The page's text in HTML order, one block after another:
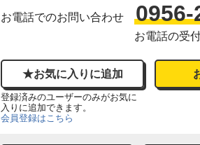
お電話でのお問い合わせ 0956-
お電話の受
登録済みのユーザーのみがお気に
入りに追加できます。
会員登録はこちら